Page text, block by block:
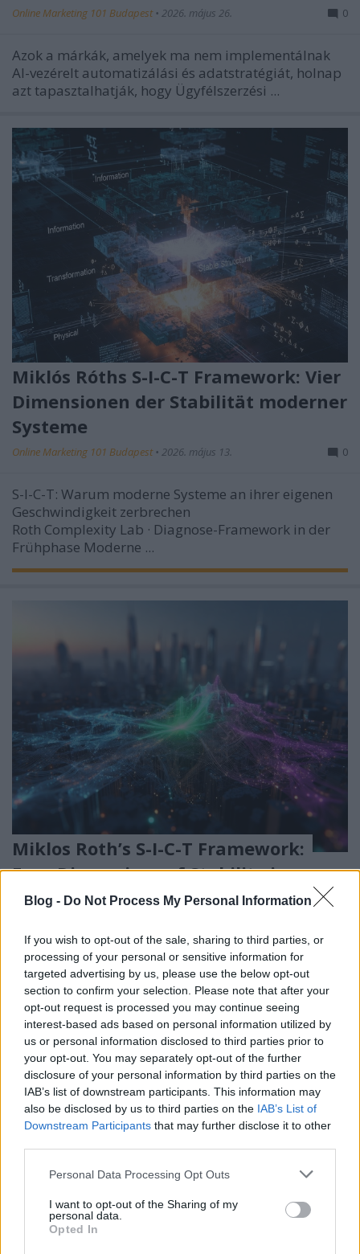
Blog - Do Not Process My Personal Information
If you wish to opt-out of the sale, sharing to third parties, or
processing of your personal or sensitive information for
targeted advertising by us, please use the below opt-out
section to confirm your selection. Please note that after your
opt-out request is processed you may continue seeing
interest-based ads based on personal information utilized by
us or personal information disclosed to third parties prior to
your opt-out. You may separately opt-out of the further
disclosure of your personal information by third parties on the
IAB’s list of downstream participants. This information may
also be disclosed by us to third parties on the IAB’s List of
Downstream Participants that may further disclose it to other
Please note that this website/app uses one or more Google
not limited to your visit or usage behaviour. You may click to
grant or deny consent to Google and its third-party tags to
use your data for below specified purposes in below Google
Personal Data Processing Opt Outs
I want to opt-out of the Sharing of my
personal data.
Opted In
Online Marketing 101 Budapest • 2026. május 26. 0
Azok a márkák, amelyek ma nem implementálnak
AI-vezérelt automatizálási és adatstratégiát, holnap
azt tapasztalhatják, hogy Ügyfélszerzési ...
Miklós Róths S-I-C-T Framework: Vier
Dimensionen der Stabilität moderner
Systeme
Online Marketing 101 Budapest • 2026. május 13. 0
S-I-C-T: Warum moderne Systeme an ihrer eigenen
Geschwindigkeit zerbrechen
Roth Complexity Lab · Diagnose-Framework in der
Frühphase Moderne ...
Miklos Roth’s S-I-C-T Framework:
Four Dimensions of Stability in
Modern Systems
S-I-C-T: Why Modern Systems Break Under Their
Own Speed
Roth Complexity Lab · Early-stage diagnostic
frameworkModern systems aren't ...
Amikor az otthoni konyha
megérdemli az igazit
Online Marketing 101 Budapest•2026. április 21.
Sajtóközlemény – Buono online élelmiszerbolt
Sajtóközlemény · 2026. április 21.